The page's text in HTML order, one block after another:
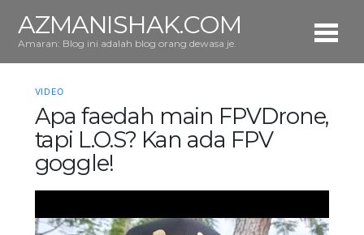
AZMANISHAK.COM
Amaran: Blog ini adalah blog orang dewasa je.
VIDEO
Apa faedah main FPVDrone,
tapi L.O.S? Kan ada FPV
goggle!